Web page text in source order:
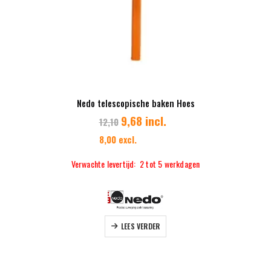
Nedo telescopische baken Hoes
12,10 9,68 incl.
8,00 excl.
Verwachte levertijd: 2 tot 5 werkdagen
LEES VERDER